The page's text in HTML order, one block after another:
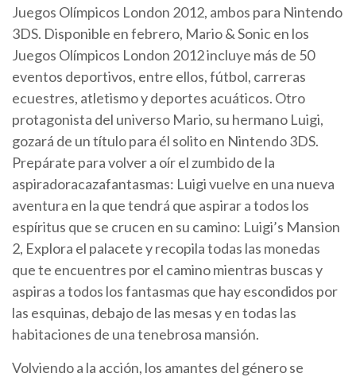
Juegos Olímpicos London 2012, ambos para Nintendo
3DS. Disponible en febrero, Mario & Sonic en los
Juegos Olímpicos London 2012 incluye más de 50
eventos deportivos, entre ellos, fútbol, carreras
ecuestres, atletismo y deportes acuáticos. Otro
protagonista del universo Mario, su hermano Luigi,
gozará de un título para él solito en Nintendo 3DS.
Prepárate para volver a oír el zumbido de la
aspiradoracazafantasmas: Luigi vuelve en una nueva
aventura en la que tendrá que aspirar a todos los
espíritus que se crucen en su camino: Luigi’s Mansion
2, Explora el palacete y recopila todas las monedas
que te encuentres por el camino mientras buscas y
aspiras a todos los fantasmas que hay escondidos por
las esquinas, debajo de las mesas y en todas las
habitaciones de una tenebrosa mansión.
Volviendo a la acción, los amantes del género se